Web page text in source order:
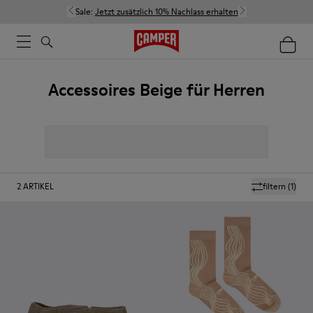
Sale: Jetzt zusätzlich 10% Nachlass erhalten
Accessoires Beige für Herren
filtern (1)
2ARTIKEL